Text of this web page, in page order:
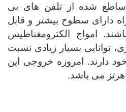
ساطع شده از تلفن های بی
دارای سطوح بیشتر و قابل
امواج الکترومغناطیس
توانایی بسیار زیادی نسبت
دارند. امروزه خروجی این